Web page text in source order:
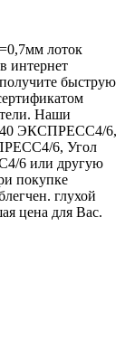
лоток
интернет
быструю
Наши
ЭКСПРЕСС4/6,
6, Угол
6 или другую
покупке
глухой
цена для Вас.